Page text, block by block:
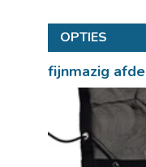
OPTIES
fijnmazig